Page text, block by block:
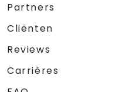
Partners
Cliënten
Reviews
Carrières